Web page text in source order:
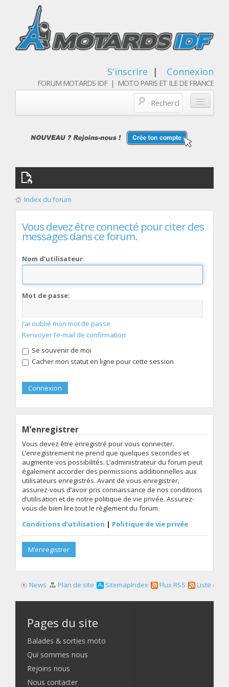
S'inscrire | Connexion
FORUM MOTARDS IDF | MOTO PARIS ET ILE DE FRANCE
Qui sommes nous
Les membres
Index du forum
Vous devez être connecté pour citer des
messages dans ce forum.
Nom d’utilisateur:
Mot de passe:
J’ai oublié mon mot de passe
Renvoyer l’e-mail de confirmation
Se souvenir de moi
Cacher mon statut en ligne pour cette session
M’enregistrer
Vous devez être enregistré pour vous connecter.
L’enregistrement ne prend que quelques secondes et
augmente vos possibilités. L’administrateur du forum peut
également accorder des permissions additionnelles aux
utilisateurs enregistrés. Avant de vous enregistrer,
assurez-vous d’avoir pris connaissance de nos conditions
d’utilisation et de notre politique de vie privée. Assurez-
vous de bien lire tout le règlement du forum.
Conditions d’utilisation | Politique de vie privée
M’enregistrer
News Plan de site SitemapIndex Flux RSS Liste des
Pages du site
Balades & sorties moto
Qui sommes nous
Rejoins nous
Nous contacter